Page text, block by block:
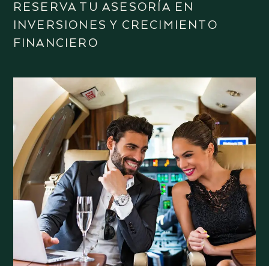
RESERVA TU ASESORÍA EN
INVERSIONES Y CRECIMIENTO
FINANCIERO